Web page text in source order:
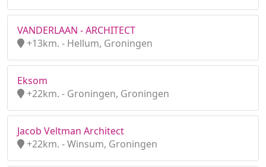
VANDERLAAN - ARCHITECT
+13km. - Hellum, Groningen
Eksom
+22km. - Groningen, Groningen
Jacob Veltman Architect
+22km. - Winsum, Groningen